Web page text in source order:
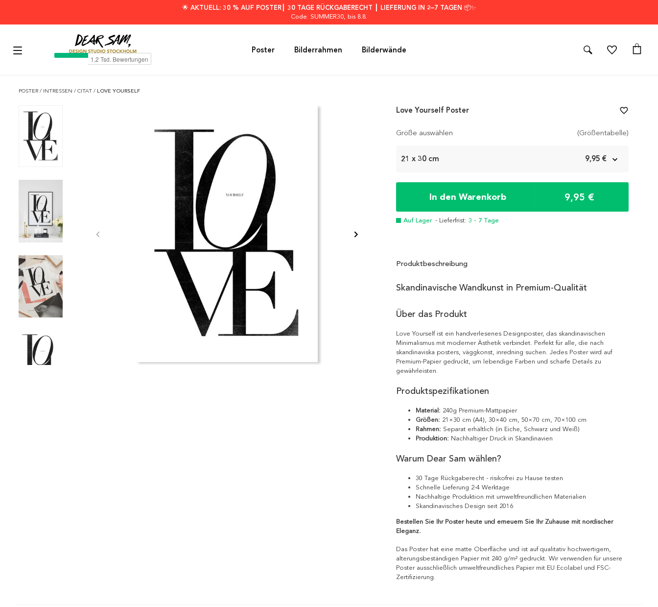
🌟 AKTUELL: 30 % AUF POSTER┃ 30 TAGE RÜCKGABERECHT ┃ LIEFERUNG IN 2–7 TAGEN 📦✨
Code: SUMMER30, bis 8.8.
Poster Bilderrahmen Bilderwände
POSTER / INTRESSEN / CITAT / LOVE YOURSELF
Größe auswählen (Größentabelle)
21 x 30 cm 9,95 €
In den Warenkorb 9,95 €
Auf Lager - Lieferfrist: 3 - 7 Tage
Love Yourself Poster favorite_border
Produktbeschreibung
Skandinavische Wandkunst in Premium-Qualität
Über das Produkt
Love Yourself ist ein handverlesenes Designposter, das skandinavischen
Minimalismus mit moderner Ästhetik verbindet. Perfekt für alle, die nach
skandinaviska posters, väggkonst, inredning suchen. Jedes Poster wird auf
Premium-Papier gedruckt, um lebendige Farben und scharfe Details zu
gewährleisten.
Produktspezifikationen
Material: 240g Premium-Mattpapier
Größen: 21×30 cm (A4), 30×40 cm, 50×70 cm, 70×100 cm
Rahmen: Separat erhältlich (in Eiche, Schwarz und Weiß)
Produktion: Nachhaltiger Druck in Skandinavien
Warum Dear Sam wählen?
30 Tage Rückgaberecht - risikofrei zu Hause testen
Schnelle Lieferung 2-4 Werktage
Nachhaltige Produktion mit umweltfreundlichen Materialien
Skandinavisches Design seit 2016
Bestellen Sie Ihr Poster heute und erneuern Sie Ihr Zuhause mit nordischer
Eleganz.
Das Poster hat eine matte Oberfläche und ist auf qualitativ hochwertigem,
alterungsbeständigen Papier mit 240 g/m² gedruckt. Wir verwenden für unsere
Poster ausschließlich umweltfreundliches Papier mit EU Ecolabel und FSC-
Zertifizierung.